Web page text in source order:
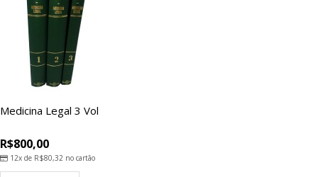
Medicina Legal 3 Vol
R$800,00
12x de R$80,32 no cartão